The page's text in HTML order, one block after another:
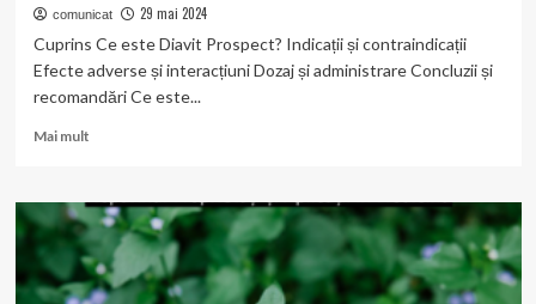
comunicat 29 mai 2024
Cuprins Ce este Diavit Prospect? Indicații și contraindicații
Efecte adverse și interacțiuni Dozaj și administrare Concluzii și
recomandări Ce este...
Mai multRead
Tratamentul
diabetului
zaharat
cu
Diavit